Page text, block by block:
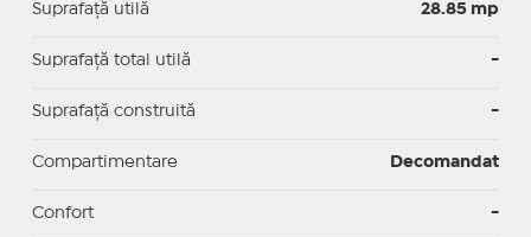
Suprafaţă utilă 28.85 mp
Suprafaţă total utilă -
Suprafaţă construită -
Compartimentare Decomandat
Confort -